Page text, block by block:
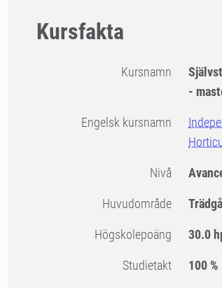
Kursfakta
Kursnamn
-
Engelsk kursnamn
Nivå
Huvudområde
högskolepoäng 30.0
Studietakt 100 %